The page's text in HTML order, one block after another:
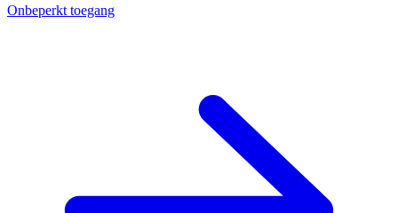
Onbeperkt toegang